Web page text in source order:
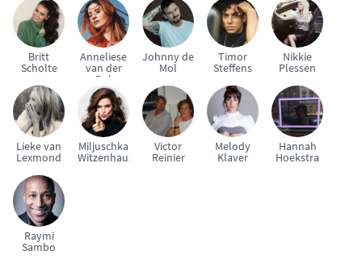
Britt
Scholte
Anneliese
van der
Pol
Johnny de
Mol
Timor
Steffens
Nikkie
Plessen
Lieke van
Lexmond
Miljuschka
Witzenhausen
Victor
Reinier
Melody
Klaver
Hannah
Hoekstra
Raymi
Sambo